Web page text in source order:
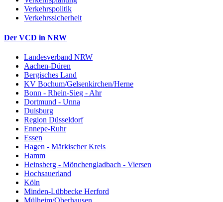
Verkehrspolitik
Verkehrssicherheit
Der VCD in NRW
Landesverband NRW
Aachen-Düren
Bergisches Land
KV Bochum/Gelsenkirchen/Herne
Bonn - Rhein-Sieg - Ahr
Dortmund - Unna
Duisburg
Region Düsseldorf
Ennepe-Ruhr
Essen
Hagen - Märkischer Kreis
Hamm
Heinsberg - Mönchengladbach - Viersen
Hochsauerland
Köln
Minden-Lübbecke Herford
Mülheim/Oberhausen